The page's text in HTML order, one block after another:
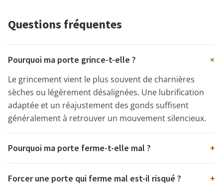
Questions fréquentes
Pourquoi ma porte grince-t-elle ? +
Le grincement vient le plus souvent de charnières
sèches ou légèrement désalignées. Une lubrification
adaptée et un réajustement des gonds suffisent
généralement à retrouver un mouvement silencieux.
Pourquoi ma porte ferme-t-elle mal ? +
Forcer une porte qui ferme mal est-il risqué ? +